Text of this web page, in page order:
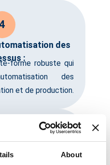
About
des
:
forme robuste qui
des
et de production.
sans faille :
l'intégration de